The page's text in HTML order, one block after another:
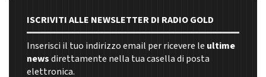
ISCRIVITI ALLE NEWSLETTER DI RADIO GOLD
Inserisci il tuo indirizzo email per ricevere le ultime
newsdirettamente nella tua casella di posta
elettronica.